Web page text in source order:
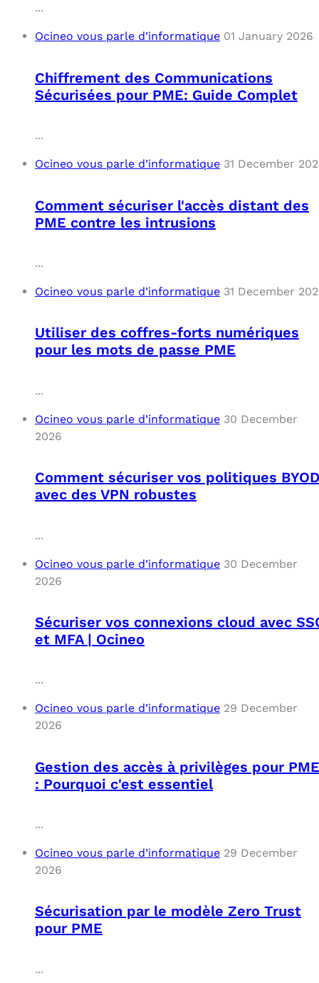
...
Ocineo vous parle d’informatique 01 January 2026
Chiffrement des Communications
Sécurisées pour PME: Guide Complet
...
Ocineo vous parle d’informatique 31 December
Comment sécuriser l'accès distant des
PME contre les intrusions
...
Ocineo vous parle d’informatique 31 December
Utiliser des coffres-forts numériques
pour les mots de passe PME
...
Ocineo vous parle d’informatique 30 December
2026
Comment sécuriser vos politiques BYOD
avec des VPN robustes
...
Ocineo vous parle d’informatique 30 December
2026
Sécuriser vos connexions cloud avec
et MFA | Ocineo
...
Ocineo vous parle d’informatique 29 December
2026
Gestion des accès à privilèges pour PME
: Pourquoi c'est essentiel
...
Ocineo vous parle d’informatique 29 December
2026
Sécurisation par le modèle Zero Trust
pour PME
...